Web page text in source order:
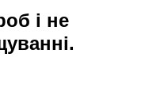
і не